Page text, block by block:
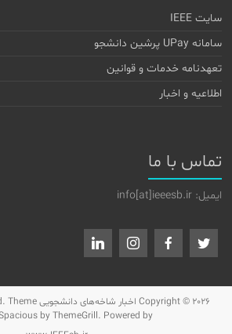
سایت IEEE
سامانه UPay پرشین دانشجو
تعهدنامه خدمات و قوانین
اطلاعیه و اخبار
تماس با ما
ایمیل: info[at]ieeesb.ir
Copyright © 2026 اخبار شاخه‌های دانشجویی IEEETheme
by ThemeGrill. Powered by: